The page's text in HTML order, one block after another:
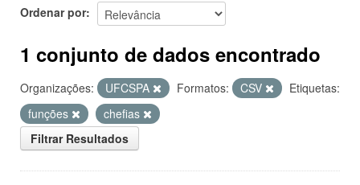
Ordenar por
1 conjunto de dados encontrado
Organizações: UFCSPA Formatos: CSV
Etiquetas:
funções
chefias
Filtrar Resultados